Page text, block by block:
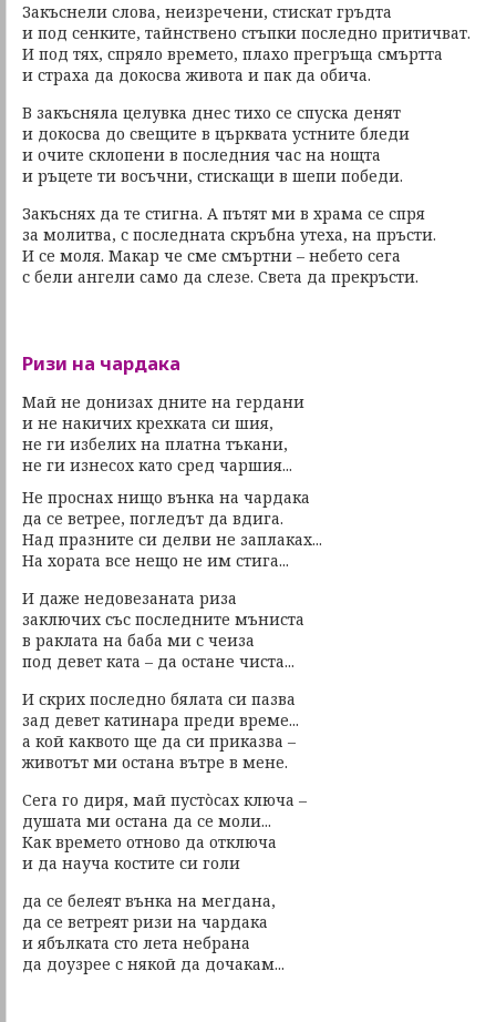
Закъснели слова, неизречени, стискат гръдта
и под сенките, тайнствено стъпки последно притичват.
И под тях, спряло времето, плахо прегръща смъртта
и страха да докосва живота и пак да обича.
В закъсняла целувка днес тихо се спуска денят
и докосва до свещите в църквата устните бледи
и очите склопени в последния час на нощта
и ръцете ти восъчни, стискащи в шепи победи.
Закъснях да те стигна. А пътят ми в храма се спря
за молитва, с последната скръбна утеха, на пръсти.
И се моля. Макар че сме смъртни – небето сега
с бели ангели само да слезе. Света да прекръсти.
Ризи на чардака
Май не донизах дните на гердани
и не накичих крехката си шия,
не ги избелих на платна тъкани,
не ги изнесох като сред чаршия...
Не проснах нищо вънка на чардака
да се ветрее, погледът да вдига.
Над празните си делви не заплаках...
На хората все нещо не им стига...
И даже недовезаната риза
заключих със последните мъниста
в раклата на баба ми с чеиза
под девет ката – да остане чиста...
И скрих последно бялата си пазва
зад девет катинара преди време...
а кой каквото ще да си приказва –
животът ми остана вътре в мене.
Сега го диря, май пустòсах ключа –
душата ми остана да се моли...
Как времето отново да отключа
и да науча костите си голи
да се белеят вънка на мегдана,
да се ветреят ризи на чардака
и ябълката сто лета небрана
да доузрее с някой да дочакам...